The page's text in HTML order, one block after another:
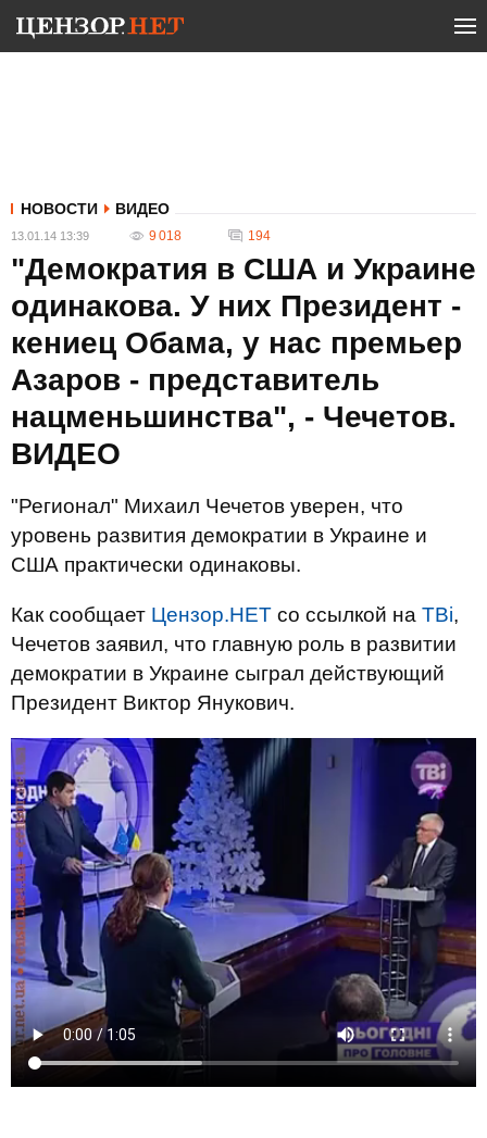
НОВОСТИ ВИДЕО
13.01.14 13:39 9 018 194
"Демократия в США и Украине
одинакова. У них Президент -
кениец Обама, у нас премьер
Азаров - представитель
нацменьшинства", - Чечетов.
ВИДЕО
"Регионал" Михаил Чечетов уверен, что
уровень развития демократии в Украине и
США практически одинаковы.
Как сообщает Цензор.НЕТ со ссылкой на ТВі,
Чечетов заявил, что главную роль в развитии
демократии в Украине сыграл действующий
Президент Виктор Янукович.